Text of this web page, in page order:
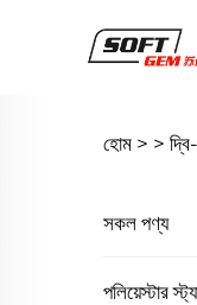
হোম > >
সকল পণ্য
পলিয়েস্টার